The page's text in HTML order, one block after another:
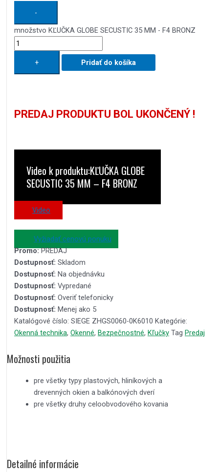
-
množstvo KĽUČKA GLOBE SECUSTIC 35 MM - F4 BRONZ
+ Pridať do košíka
PREDAJ PRODUKTU BOL UKONČENÝ !
Video k produktu:KĽUČKA GLOBE
SECUSTIC 35 MM – F4 BRONZ
Video
Vyžiadať cenovú ponuku
Promo:PREDAJ
Dostupnosť: Skladom
Dostupnosť: Na objednávku
Dostupnosť: Vypredané
Dostupnosť: Overiť telefonicky
Dostupnosť: Menej ako 5
Katalógové číslo: SIEGE ZHGS0060-0K6010 Kategórie:
Okenná technika, Okenné, Bezpečnostné, Kľučky Tag Predaj
Možnosti použitia
pre všetky typy plastových, hliníkových a
drevenných okien a balkónových dverí
pre všetky druhy celoobvodového kovania
Detailné informácie